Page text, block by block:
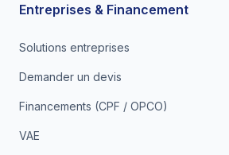
Entreprises & Financement
Solutions entreprises
Demander un devis
Financements (CPF / OPCO)
VAE